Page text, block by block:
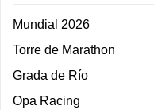
Mundial 2026
Torre de Marathon
Grada de Río
Opa Racing